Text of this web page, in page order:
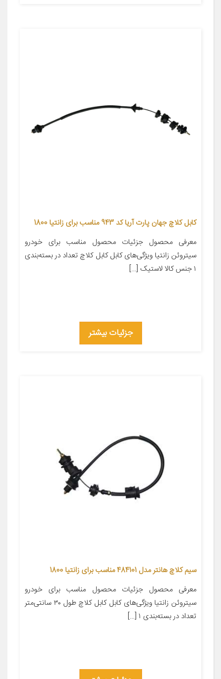
کابل کلاچ جهان پارت آریا کد 943 مناسب برای زانتیا 1800
معرفی محصول جزئیات محصول مناسب برای خودرو
سیتروئن زانتیا ویژگی‌های کابل کابل کلاچ تعداد در بسته‌بندی
۱ جنس کالا لاستیک […]
جزئیات بیشتر
سیم کلاچ هانتر مدل 484101 مناسب برای زانتیا 1800
معرفی محصول جزئیات محصول مناسب برای خودرو
سیتروئن زانتیا ویژگی‌های کابل کابل کلاچ طول ۳۰ سانتی‌متر
تعداد در بسته‌بندی ۱ […]